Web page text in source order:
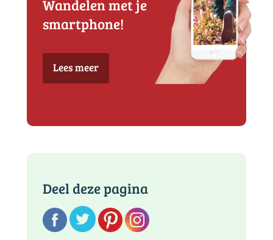
Wandelen met je
smartphone!
Lees meer
Deel deze pagina